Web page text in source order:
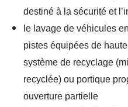
destiné à la sécurité et
le lavage de véhicules
pistes équipées de
système de recyclage
recyclée) ou portique
ouverture partielle